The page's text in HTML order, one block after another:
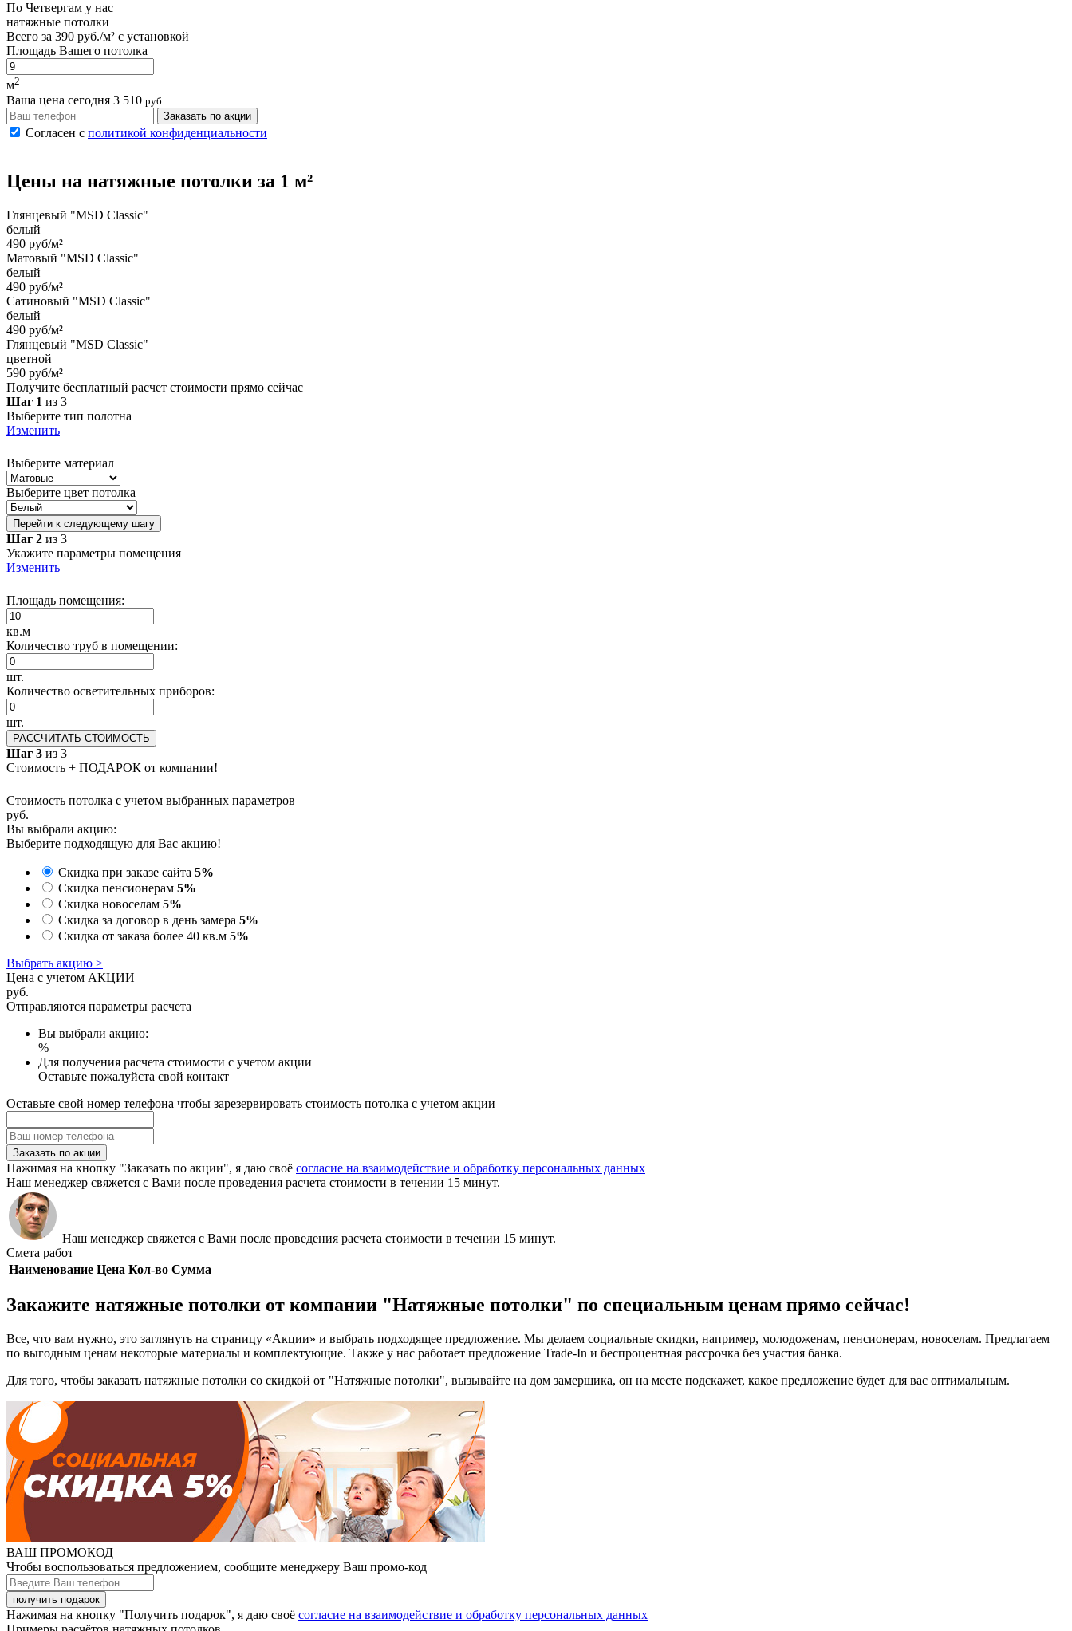
По Четвергам у нас
натяжные потолки
Всего за 390 руб./м² с установкой
Площадь Вашего потолка
м2
Ваша цена сегодня 3 510 руб.
Заказать по акции
Согласен с политикой конфиденциальности
Цены на натяжные потолки за 1 м²
Глянцевый "MSD Classic"
белый
490 руб/м²
Матовый "MSD Classic"
белый
490 руб/м²
Сатиновый "MSD Classic"
белый
490 руб/м²
Глянцевый "MSD Classic"
цветной
590 руб/м²
Получите бесплатный расчет стоимости прямо сейчас
Шаг 1 из 3
Выберите тип полотна
Изменить
Выберите материал
Выберите цвет потолка
Перейти к следующему шагу
Шаг 2 из 3
Укажите параметры помещения
Изменить
Площадь помещения:
кв.м
Количество труб в помещении:
шт.
Количество осветительных приборов:
шт.
РАССЧИТАТЬ СТОИМОСТЬ
Шаг 3 из 3
Стоимость + ПОДАРОК от компании!
Стоимость потолка с учетом выбранных параметров
руб.
Вы выбрали акцию:
Выберите подходящую для Вас акцию!
Скидка при заказе сайта 5%
Скидка пенсионерам 5%
Скидка новоселам 5%
Скидка за договор в день замера 5%
Скидка от заказа более 40 кв.м 5%
Выбрать акцию >
Цена с учетом АКЦИИ
руб.
Отправляются параметры расчета
Вы выбрали акцию:
%
Для получения расчета стоимости с учетом акции
Оставьте пожалуйста свой контакт
Оставьте свой номер телефона чтобы зарезервировать стоимость потолка с учетом акции
Заказать по акции
Нажимая на кнопку "Заказать по акции", я даю своё согласие на взаимодействие и обработку персональных данных
Наш менеджер свяжется с Вами после проведения расчета стоимости в течении 15 минут.
Наш менеджер свяжется с Вами после проведения расчета стоимости в течении 15 минут.
Смета работ
Наименование Цена Кол-во Сумма
Закажите натяжные потолки от компании "Натяжные потолки" по специальным ценам прямо сейчас!
Все, что вам нужно, это заглянуть на страницу «Акции» и выбрать подходящее предложение. Мы делаем социальные скидки, например, молодоженам, пенсионерам, новоселам. Предлагаем
по выгодным ценам некоторые материалы и комплектующие. Также у нас работает предложение Trade-In и беспроцентная рассрочка без участия банка.
Для того, чтобы заказать натяжные потолки со скидкой от "Натяжные потолки", вызывайте на дом замерщика, он на месте подскажет, какое предложение будет для вас оптимальным.
ВАШ ПРОМОКОД
Чтобы воспользоваться предложением, сообщите менеджеру Ваш промо-код
Нажимая на кнопку "Получить подарок", я даю своё согласие на взаимодействие и обработку персональных данных